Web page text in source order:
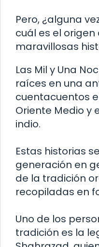
Pero, ¿alguna
cuál es el origen
maravillosas
Las Mil y Una
raíces en una
cuentacuentos
Oriente Medio y
indio.
Estas historias
generación en
de la tradición
recopiladas en
Uno de los
tradición es la